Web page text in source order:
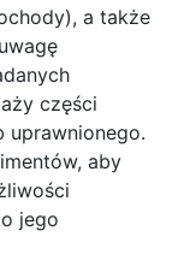
a także
części
uprawnionego.
aby
jego